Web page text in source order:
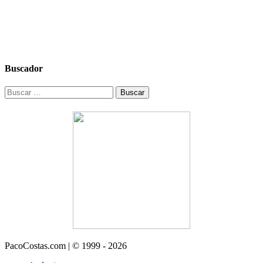
Buscador
Buscar:
PacoCostas.com | © 1999 - 2026